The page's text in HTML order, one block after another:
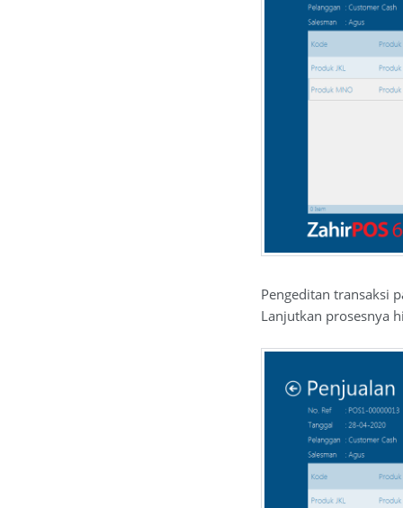
Pengeditan transaksi
Lanjutkan prosesnya